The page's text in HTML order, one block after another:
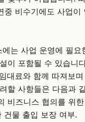
중 비수기에도 사업
는 사업 운영에 필
이 포함될 수 있습니
대료와 함께 따져보
할 사항들은 다음과
비즈니스 협의를 위
물 출입 보장 여부.